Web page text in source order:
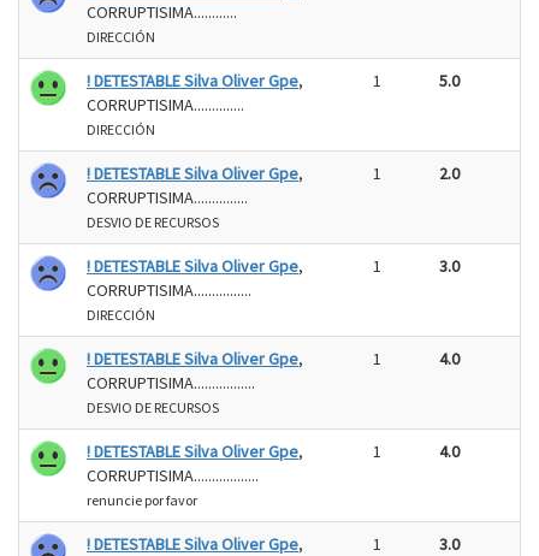
CORRUPTISIMA............
DIRECCIÓN
! DETESTABLE Silva Oliver Gpe,
CORRUPTISIMA..............
DIRECCIÓN
1 5.0
! DETESTABLE Silva Oliver Gpe,
CORRUPTISIMA...............
DESVIO DE RECURSOS
1 2.0
! DETESTABLE Silva Oliver Gpe,
CORRUPTISIMA................
DIRECCIÓN
1 3.0
! DETESTABLE Silva Oliver Gpe,
CORRUPTISIMA.................
DESVIO DE RECURSOS
1 4.0
! DETESTABLE Silva Oliver Gpe,
CORRUPTISIMA..................
renuncie por favor
1 4.0
! DETESTABLE Silva Oliver Gpe,
1 3.0